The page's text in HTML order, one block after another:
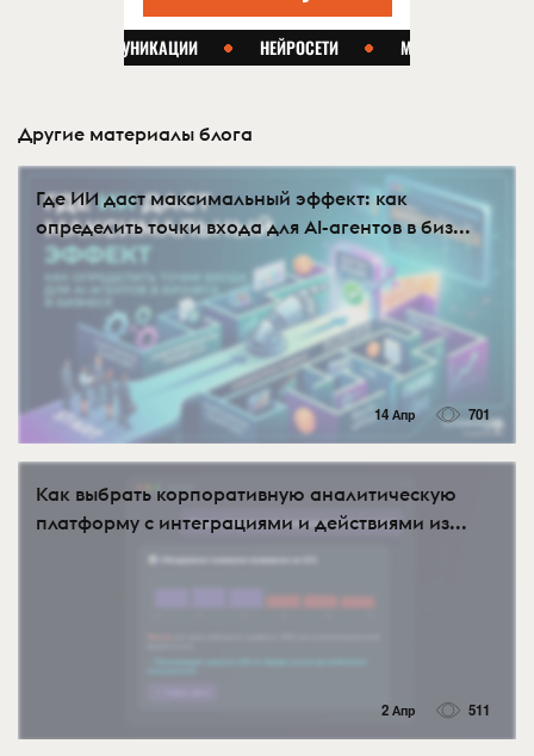
Другие материалы блога
Где ИИ даст максимальный эффект: как
определить точки входа для AI-агентов в биз...
14 Апр 701
Как выбрать корпоративную аналитическую
платформу с интеграциями и действиями из...
2 Апр 511